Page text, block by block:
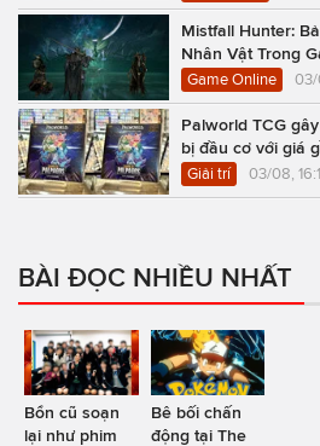
Mistfall Hunter:
Nhân Vật Trong
Game Online 03/
Palworld TCG
bị đầu cơ với giá
Giải trí 03/08,
BÀI ĐỌC NHIỀU NHẤT
Bổn cũ soạn
lại như phim
Bê bối chấn
động tại The